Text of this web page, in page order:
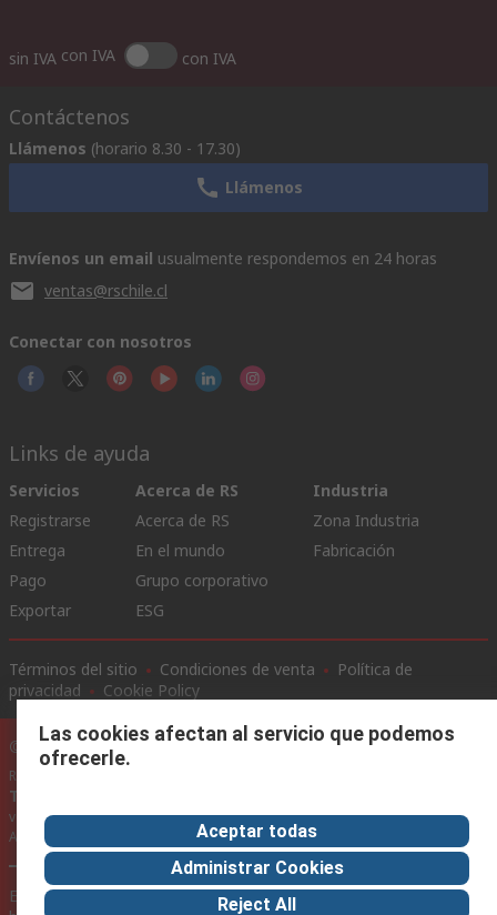
sin IVA con IVA con IVA
Contáctenos
Llámenos (horario 8.30 - 17.30)
Llámenos
Envíenos un email usualmente respondemos en 24 horas
ventas@rschile.cl
Conectar con nosotros
Links de ayuda
Servicios
Registrarse
Entrega
Pago
Exportar
Acerca de RS
Acerca de RS
En el mundo
Grupo corporativo
ESG
Industria
Zona Industria
Fabricación
Términos del sitio Condiciones de venta
Política de
privacidad
Cookie Policy
©RS Group Ltd. 2020
RS Group Ltda.
Teléfonos
ventas@rschile.cl
Ayuda
Este sitio web ha sido desarrollado por Catalogue solutions Ltd
Las cookies afectan al servicio que podemos
ofrecerle.
Aceptar todas
Administrar Cookies
Reject All